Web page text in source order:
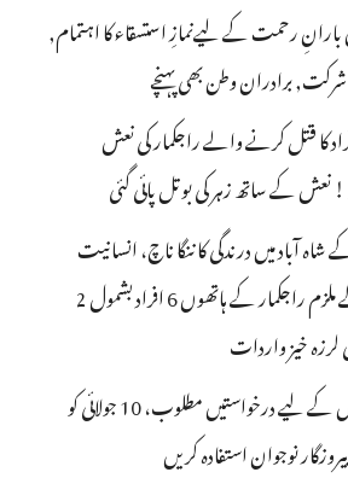
بارانِ رحمت کے لیےنمازِ استسقاء کا اہتمام,
برادران وطن بھی پہنچے
: شاہ آباد میں 6 ا فراد کا قتل کرنے والے راجکمار کی نعش
نعش کے ساتھ زہر کی بوتل پائی گئی
آباد میں درندگی کا ننگا ناچ، انسانیت
شرمسار ، پو کسو کیس کے ملزم راجکمار کے ہاتھوں 6 افراد بشمول 2
خیز واردات
اپولو فارمیسی میں ملازمتوں کے لیے درخواستیں مطلوب، 10 جولائی کو
نوجوان استفادہ کریں